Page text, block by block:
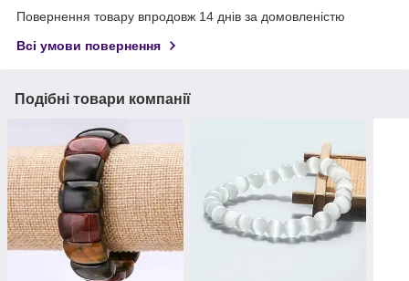
Повернення товару впродовж 14 днів за домовленістю
Всі умови повернення
Подібні товари компанії